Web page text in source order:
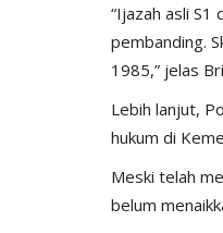
“Ijazah asli
pembanding.
1985,” jelas
Lebih lanjut,
hukum di
Meski telah
belum